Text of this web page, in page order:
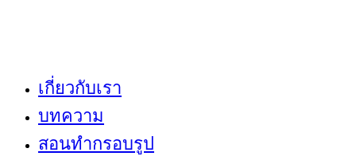
เกี่ยวกับเรา
บทความ
สอนทำกรอบรูป